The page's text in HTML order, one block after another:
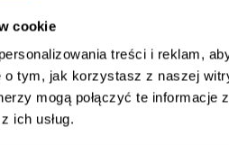
cookie
treści i reklam,
tym, jak korzystasz z naszej
mogą połączyć te informacje
ich usług.
Dlatego zamiast
rośliny.